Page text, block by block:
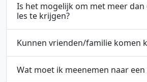
Is het mogelijk om met meer dan
les te krijgen?
Kunnen vrienden/familie komen
Wat moet ik meenemen naar een